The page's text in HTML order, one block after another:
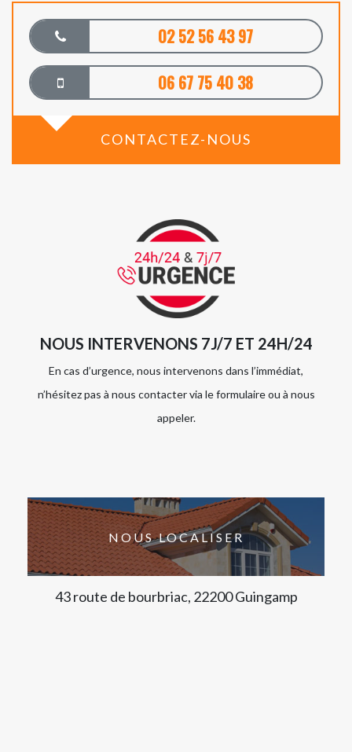
02 52 56 43 97
06 67 75 40 38
CONTACTEZ-NOUS
NOUS INTERVENONS 7J/7 ET 24H/24
En cas d’urgence, nous intervenons dans l’immédiat,
n’hésitez pas à nous contacter via le formulaire ou à nous
appeler.
NOUS LOCALISER
43 route de bourbriac, 22200 Guingamp